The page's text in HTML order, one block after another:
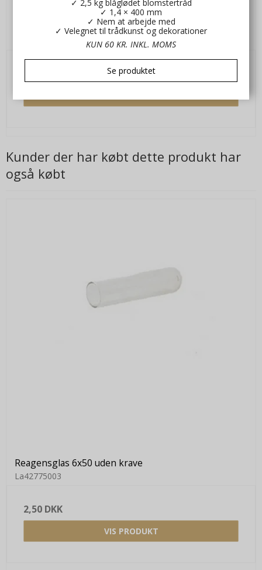
Reagensglas 6x35 uden krave
Kunder der har købt dette produkt har
også købt
Reagensglas 6x50 uden krave
La42775003
2,50 DKK
VIS PRODUKT
✓ 2,5 kg blåglødet blomstertråd
✓ 1,4 × 400 mm
✓ Nem at arbejde med
✓ Velegnet til trådkunst og dekorationer
KUN 60 KR. INKL. MOMS
Se produktet